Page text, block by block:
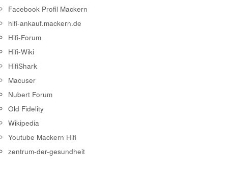
Facebook Profil Mackern
hifi-ankauf.mackern.de
Hifi-Forum
Hifi-Wiki
HifiShark
Macuser
Nubert Forum
Old Fidelity
Wikipedia
Youtube Mackern Hifi
zentrum-der-gesundheit